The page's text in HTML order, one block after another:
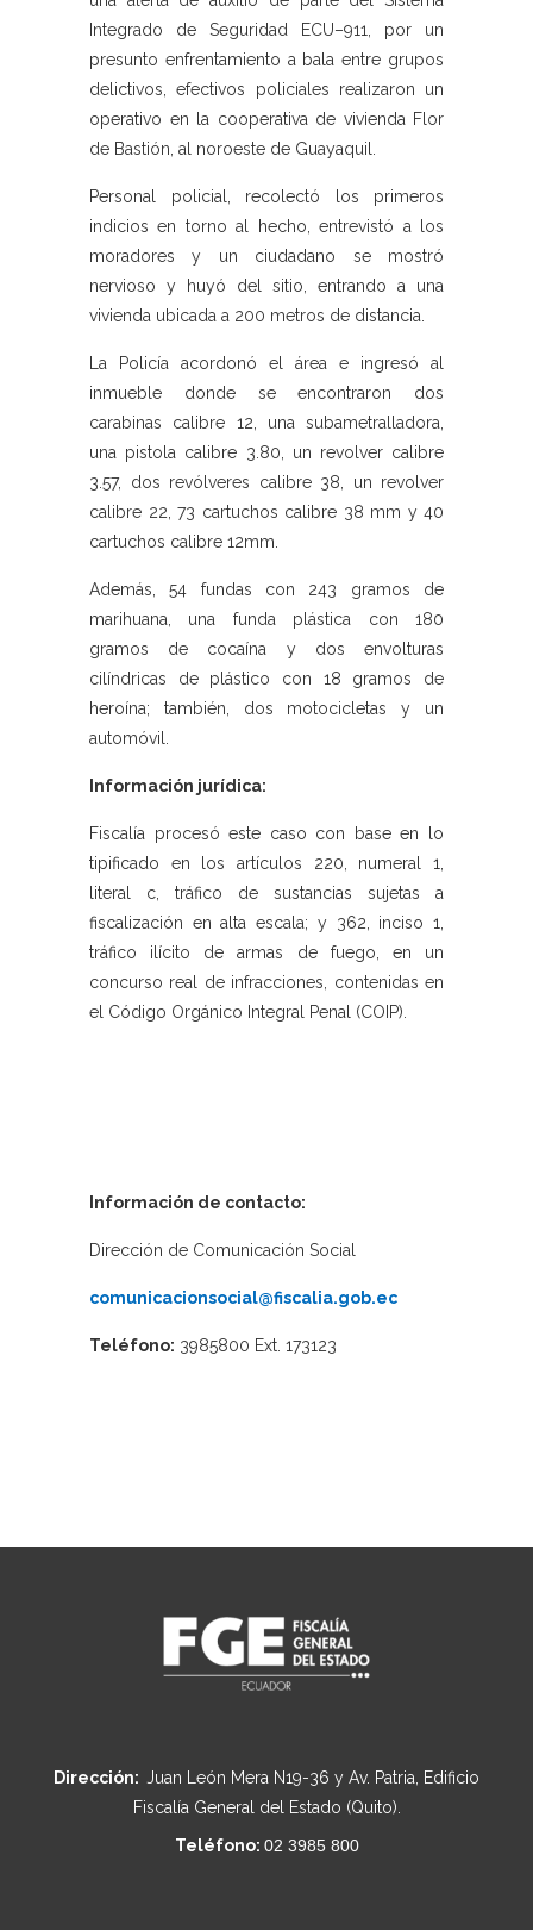
Integrado de Seguridad ECU–911, por un
presunto enfrentamiento a bala entre grupos
delictivos, efectivos policiales realizaron un
operativo en la cooperativa de vivienda Flor
de Bastión, al noroeste de Guayaquil.
Personal policial, recolectó los primeros
indicios en torno al hecho, entrevistó a los
moradores y un ciudadano se mostró
nervioso y huyó del sitio, entrando a una
vivienda ubicada a 200 metros de distancia.
La Policía acordonó el área e ingresó al
inmueble donde se encontraron dos
carabinas calibre 12, una subametralladora,
una pistola calibre 3.80, un revolver calibre
3.57, dos revólveres calibre 38, un revolver
calibre 22, 73 cartuchos calibre 38 mm y 40
cartuchos calibre 12mm.
Además, 54 fundas con 243 gramos de
marihuana, una funda plástica con 180
gramos de cocaína y dos envolturas
cilíndricas de plástico con 18 gramos de
heroína; también, dos motocicletas y un
automóvil.
Información jurídica:
Fiscalía procesó este caso con base en lo
tipificado en los artículos 220, numeral 1,
literal c, tráfico de sustancias sujetas a
fiscalización en alta escala; y 362, inciso 1,
tráfico ilícito de armas de fuego, en un
concurso real de infracciones, contenidas en
el Código Orgánico Integral Penal (COIP).
Información de contacto:
Dirección de Comunicación Social
comunicacionsocial@fiscalia.gob.ec
Teléfono: 3985800 Ext. 173123
Dirección: Juan León Mera N19-36 y Av. Patria, Edificio
Fiscalía General del Estado (Quito).
Teléfono: 02 3985 800